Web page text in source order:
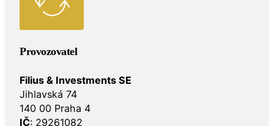
Provozovatel
Filius & Investments SE
Jihlavská 74
140 00 Praha 4
IČ: 29261082